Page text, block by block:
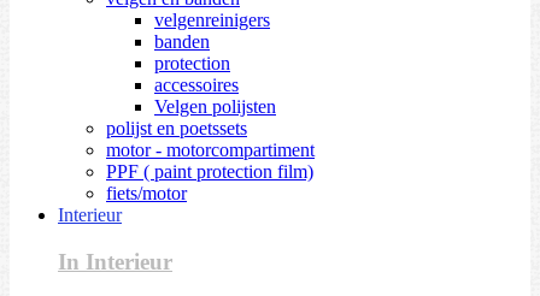
velgenreinigers
banden
protection
accessoires
Velgen polijsten
polijst en poetssets
motor - motorcompartiment
PPF ( paint protection film)
fiets/motor
Interieur
In Interieur